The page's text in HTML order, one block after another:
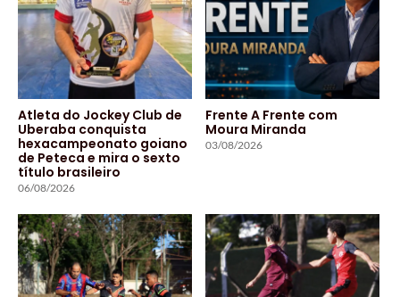
Atleta do Jockey Club de
Uberaba conquista
hexacampeonato goiano
de Peteca e mira o sexto
título brasileiro
06/08/2026
Frente A Frente com
Moura Miranda
03/08/2026